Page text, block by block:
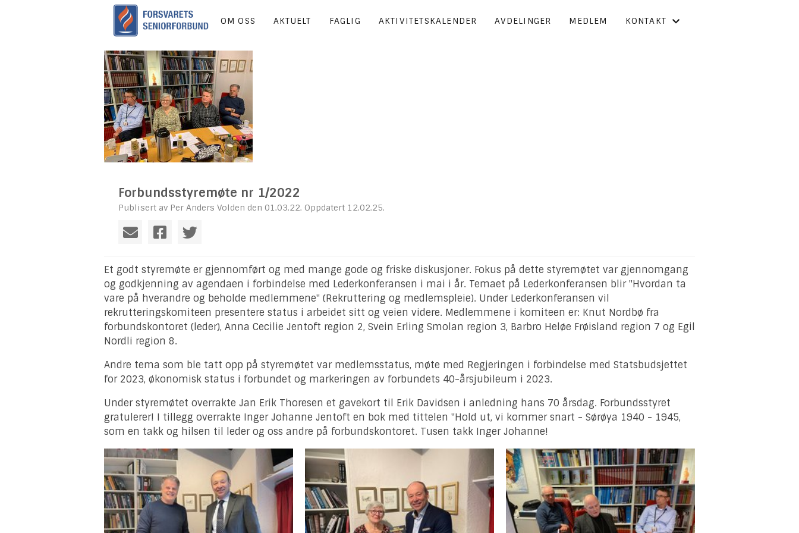
OM OSS AKTUELT FAGLIG AKTIVITETSKALENDER AVDELINGER MEDLEM KONTAKT
Forbundsstyremøte nr 1/2022
Publisert av Per Anders Volden den 01.03.22. Oppdatert 12.02.25.
Et godt styremøte er gjennomført og med mange gode og friske diskusjoner. Fokus på dette styremøtet var gjennomgang
og godkjenning av agendaen i forbindelse med Lederkonferansen i mai i år. Temaet på Lederkonferansen blir "Hvordan ta
vare på hverandre og beholde medlemmene" (Rekruttering og medlemspleie). Under Lederkonferansen vil
rekrutteringskomiteen presentere status i arbeidet sitt og veien videre. Medlemmene i komiteen er: Knut Nordbø fra
forbundskontoret (leder), Anna Cecilie Jentoft region 2, Svein Erling Smolan region 3, Barbro Heløe Frøisland region 7 og Egil
Nordli region 8.
Andre tema som ble tatt opp på styremøtet var medlemsstatus, møte med Regjeringen i forbindelse med Statsbudsjettet
for 2023, økonomisk status i forbundet og markeringen av forbundets 40-årsjubileum i 2023.
Under styremøtet overrakte Jan Erik Thoresen et gavekort til Erik Davidsen i anledning hans 70 årsdag. Forbundsstyret
gratulerer! I tillegg overrakte Inger Johanne Jentoft en bok med tittelen "Hold ut, vi kommer snart - Sørøya 1940 - 1945,
som en takk og hilsen til leder og oss andre på forbundskontoret. Tusen takk Inger Johanne!